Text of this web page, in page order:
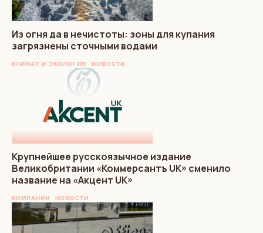
Из огня да в нечистоты: зоны для купания
загрязнены сточными водами
КЛИМАТ И ЭКОЛОГИЯ НОВОСТИ
Крупнейшее русскоязычное издание
Великобритании «Коммерсантъ UK» сменило
название на «Акцент UK»
КОМПАНИИ НОВОСТИ